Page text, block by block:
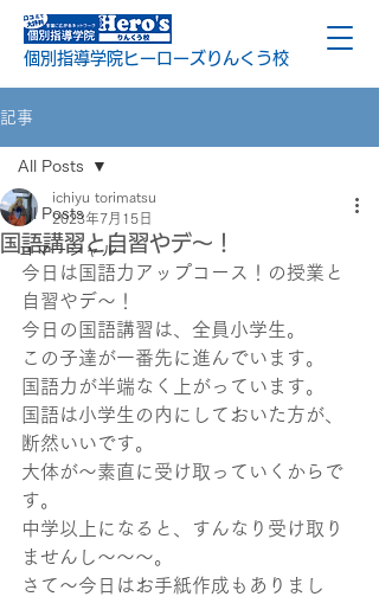
個別指導学院ヒーローズりんくう校
記事
All Posts
コマーシャル
All Posts
国語講習と自習やデ～！
ichiyu torimatsu
2023年7月15日
今日は国語力アップコース！の授業と
自習やデ～！
今日の国語講習は、全員小学生。
この子達が一番先に進んでいます。
国語力が半端なく上がっています。
国語は小学生の内にしておいた方が、
断然いいです。
大体が～素直に受け取っていくからで
す。
中学以上になると、すんなり受け取り
ませんし～～～。
さて～今日はお手紙作成もありまし